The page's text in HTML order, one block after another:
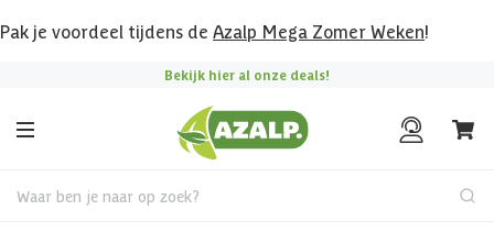
Pak je voordeel tijdens de Azalp Mega Zomer Weken!
Bekijk hier al onze deals!
Waar ben je naar op zoek?